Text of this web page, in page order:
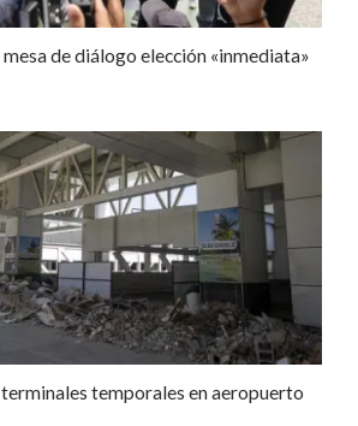
de diálogo elección «inmediata»
temporales en aeropuerto